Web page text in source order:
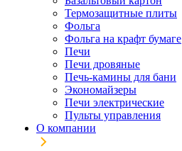
Термозащитные плиты
Фольга
Фольга на крафт бумаге
Печи
Печи дровяные
Печь-камины для бани
Экономайзеры
Печи электрические
Пульты управления
О компании